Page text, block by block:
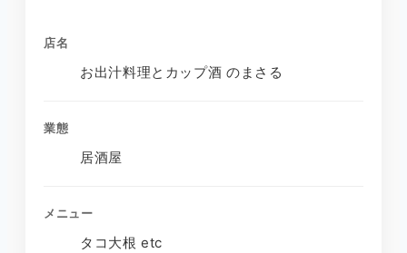
店名
お出汁料理とカップ酒 のまさる
業態
居酒屋
メニュー
タコ大根 etc